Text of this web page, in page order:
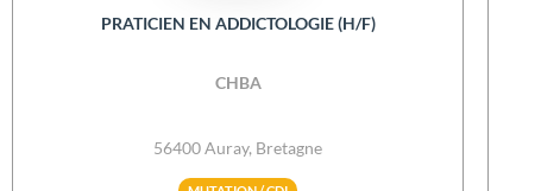
PRATICIEN EN ADDICTOLOGIE (H/F)
CHBA
56400 Auray, Bretagne